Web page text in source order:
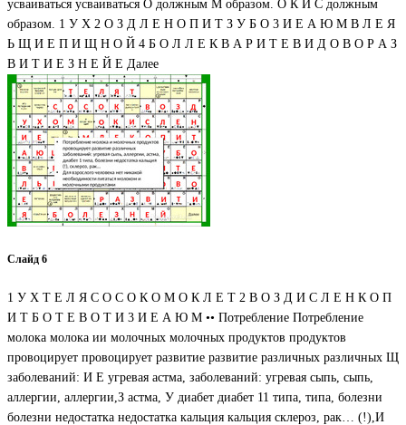
усваиваться усваиваться О должным М образом. О К И С должным
образом. 1 У Х 2 О З Д Л Е Н О П И Т З У Б О 3 И Е А Ю М В Л Е Я
Ь Щ И Е П И Щ Н О Й 4 Б О Л Л Е К В А Р И Т Е В И Д О В О Р А З
В И Т И Е З Н Е Й Е Далее
Слайд 6
1 У Х Т Е Л Я С О С О К О М О К Л Е Т 2 В О З Д И С Л Е Н К О П
И Т Б О Т Е В О Т И 3 И Е А Ю М •• Потребление Потребление
молока молока ии молочных молочных продуктов продуктов
провоцирует провоцирует развитие развитие различных различных Щ
заболеваний: И Е угревая астма, заболеваний: угревая сыпь, сыпь,
аллергии, аллергии,З астма, У диабет диабет 11 типа, типа, болезни
болезни недостатка недостатка кальция кальция склероз, рак… (!),И